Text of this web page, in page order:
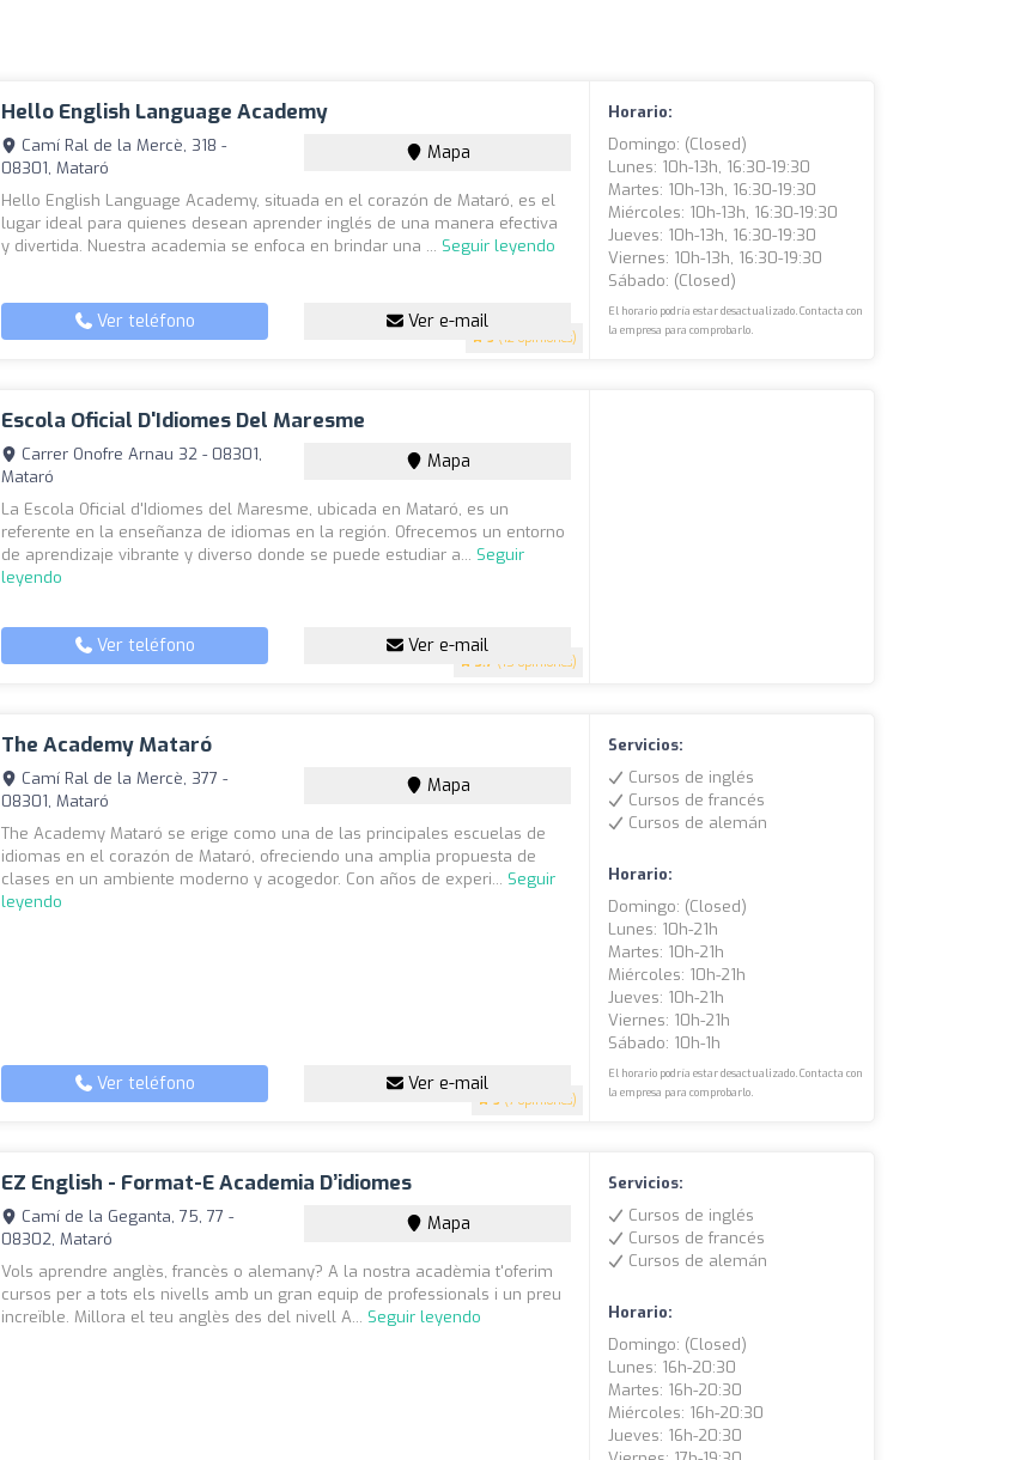
Hello English Language Academy
5 (12 opiniones)
Camí Ral de la Mercè, 318 -
08301, Mataró
Mapa
Hello English Language Academy, situada en el corazón de Mataró, es el
lugar ideal para quienes desean aprender inglés de una manera efectiva
y divertida. Nuestra academia se enfoca en brindar una ... Seguir leyendo
Ver teléfono Ver e-mail
Horario:
Domingo: (closed)
Lunes: 10h-13h, 16:30-19:30
Martes: 10h-13h, 16:30-19:30
Miércoles: 10h-13h, 16:30-19:30
Jueves: 10h-13h, 16:30-19:30
Viernes: 10h-13h, 16:30-19:30
Sábado: (closed)
El horario podría estar desactualizado. Contacta con
la empresa para comprobarlo.
Escola Oficial D'Idiomes Del Maresme
3.7 (15 opiniones)
Carrer Onofre Arnau 32 - 08301,
Mataró
Mapa
La Escola Oficial d'Idiomes del Maresme, ubicada en Mataró, es un
referente en la enseñanza de idiomas en la región. Ofrecemos un entorno
de aprendizaje vibrante y diverso donde se puede estudiar a... Seguir
leyendo
Ver teléfono Ver e-mail
The Academy Mataró
5 (7 opiniones)
Camí Ral de la Mercè, 377 -
08301, Mataró
Mapa
The Academy Mataró se erige como una de las principales escuelas de
idiomas en el corazón de Mataró, ofreciendo una amplia propuesta de
clases en un ambiente moderno y acogedor. Con años de experi... Seguir
leyendo
Ver teléfono Ver e-mail
Servicios:
Cursos de inglés
Cursos de francés
Cursos de alemán
Horario:
Domingo: (closed)
Lunes: 10h-21h
Martes: 10h-21h
Miércoles: 10h-21h
Jueves: 10h-21h
Viernes: 10h-21h
Sábado: 10h-1h
El horario podría estar desactualizado. Contacta con
la empresa para comprobarlo.
EZ English - Format-E Academia D’idiomes
Camí de la Geganta, 75, 77 -
08302, Mataró
Mapa
Vols aprendre anglès, francès o alemany? A la nostra acadèmia t'oferim
cursos per a tots els nivells amb un gran equip de professionals i un preu
increïble. Millora el teu anglès des del nivell A... Seguir leyendo
Servicios:
Cursos de inglés
Cursos de francés
Cursos de alemán
Horario:
Domingo: (closed)
Lunes: 16h-20:30
Martes: 16h-20:30
Miércoles: 16h-20:30
Jueves: 16h-20:30